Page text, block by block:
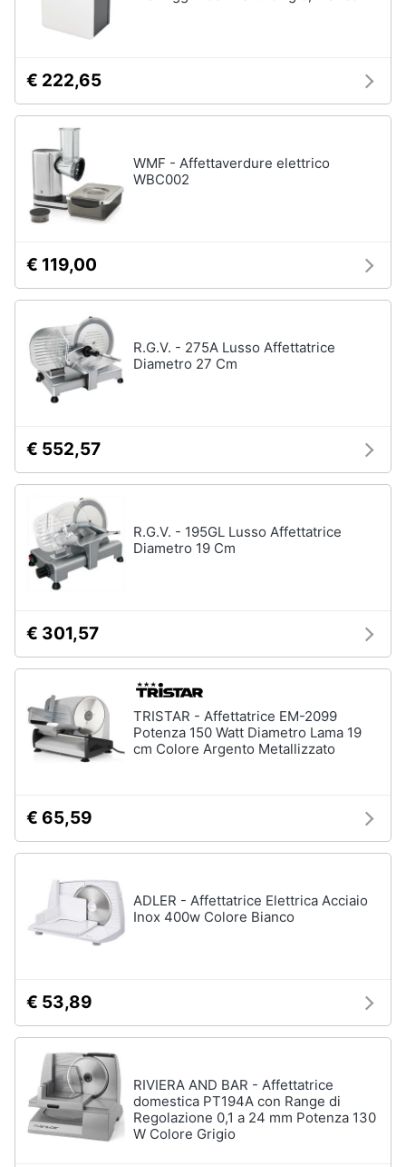
Piccoli
elettrodomestici
Termoconvettore
Condizionatori
Caminetto
Vedi
tutti
Elettrodomestici
professionali
industriali
Abbattitore
Macchine
Friggitrice
professionale
Idropulitrice
professionale
Vedi
tutti
Elettrodomestici
in
offerta
Frigoriferi
offerta
Lavatrici
Asciugatrice
offerta
Vedi
€ 222,65
WMF - Affettaverdure elettrico
WBC002
€ 119,00
R.G.V. - 275A Lusso Affettatrice
Diametro 27 Cm
€ 552,57
R.G.V. - 195GL Lusso Affettatrice
Diametro 19 Cm
€ 301,57
TRISTAR - Affettatrice EM-2099
Potenza 150 Watt Diametro Lama 19
cm Colore Argento Metallizzato
€ 65,59
ADLER - Affettatrice Elettrica Acciaio
Inox 400w Colore Bianco
€ 53,89
RIVIERA AND BAR - Affettatrice
domestica PT194A con Range di
Regolazione 0,1 a 24 mm Potenza 130
W Colore Grigio